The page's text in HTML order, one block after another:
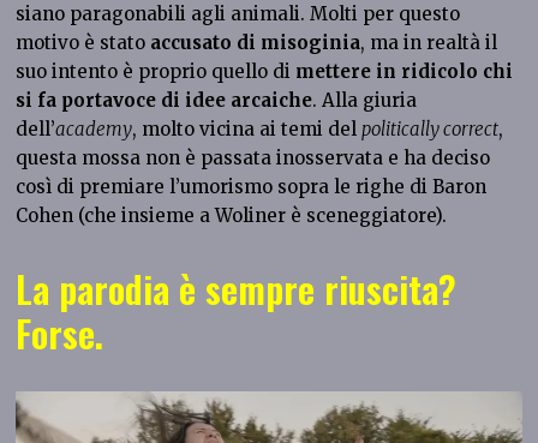
siano paragonabili agli animali. Molti per questo
motivo è stato accusato di misoginia, ma in realtà il
suo intento è proprio quello di mettere in ridicolo chi
si fa portavoce di idee arcaiche. Alla giuria
dell’academy, molto vicina ai temi delpolitically correct,
questa mossa non è passata inosservata e ha deciso
così di premiare l’umorismo sopra le righe di Baron
Cohen (che insieme a Woliner è sceneggiatore).
La parodia è sempre riuscita?
Forse.